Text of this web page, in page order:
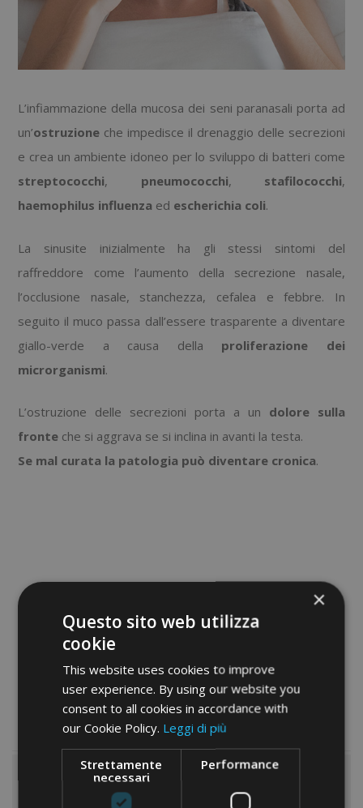
L’infiammazione della mucosa dei seni paranasali porta ad
un’ostruzione che impedisce il drenaggio delle secrezioni
e crea un ambiente idoneo per lo sviluppo di batteri come
streptococchi, pneumococchi, stafilococchi,
haemophilus influenza ed escherichia coli.
La sinusite inizialmente ha gli stessi sintomi del
raffreddore come l’aumento della secrezione nasale,
l’occlusione nasale, stanchezza, cefalea e febbre. In
seguito il muco passa dall’essere trasparente a diventare
giallo-verde a causa della proliferazione dei
microrganismi.
L’ostruzione delle secrezioni porta a un dolore sulla
fronte che si aggrava se si inclina in avanti la testa.
Se mal curata la patologia può diventare cronica.
I PRODOTTI CHE CONSIGLIAMO SONO
Rinosol Plantamedica;
×
Questo sito web utilizza
cookie
This website uses cookies to improve
user experience. By using our website you
consent to all cookies in accordance with
our Cookie Policy. Leggi di più
Strettamente
necessari
Performance